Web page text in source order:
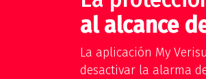
al alcance
La aplicación My
desactivar la alarma